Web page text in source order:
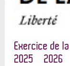
Exercice de
2025 – 2026